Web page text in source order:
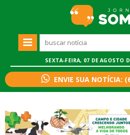
SEXTA-FEIRA, 07 DE AGOSTO
ENVIE SUA NOTÍCIA: